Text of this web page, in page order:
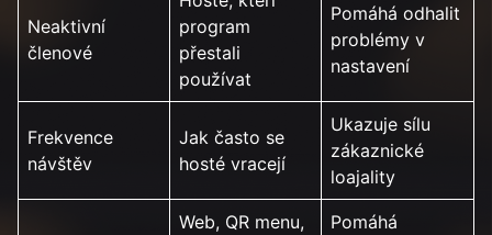
Neaktivní
členové
program
přestali
používat
Pomáhá odhalit
problémy v
nastavení
Frekvence
návštěv
Jak často se
hosté vracejí
Ukazuje sílu
zákaznické
loajality
Web, QR menu,
Pomáhá